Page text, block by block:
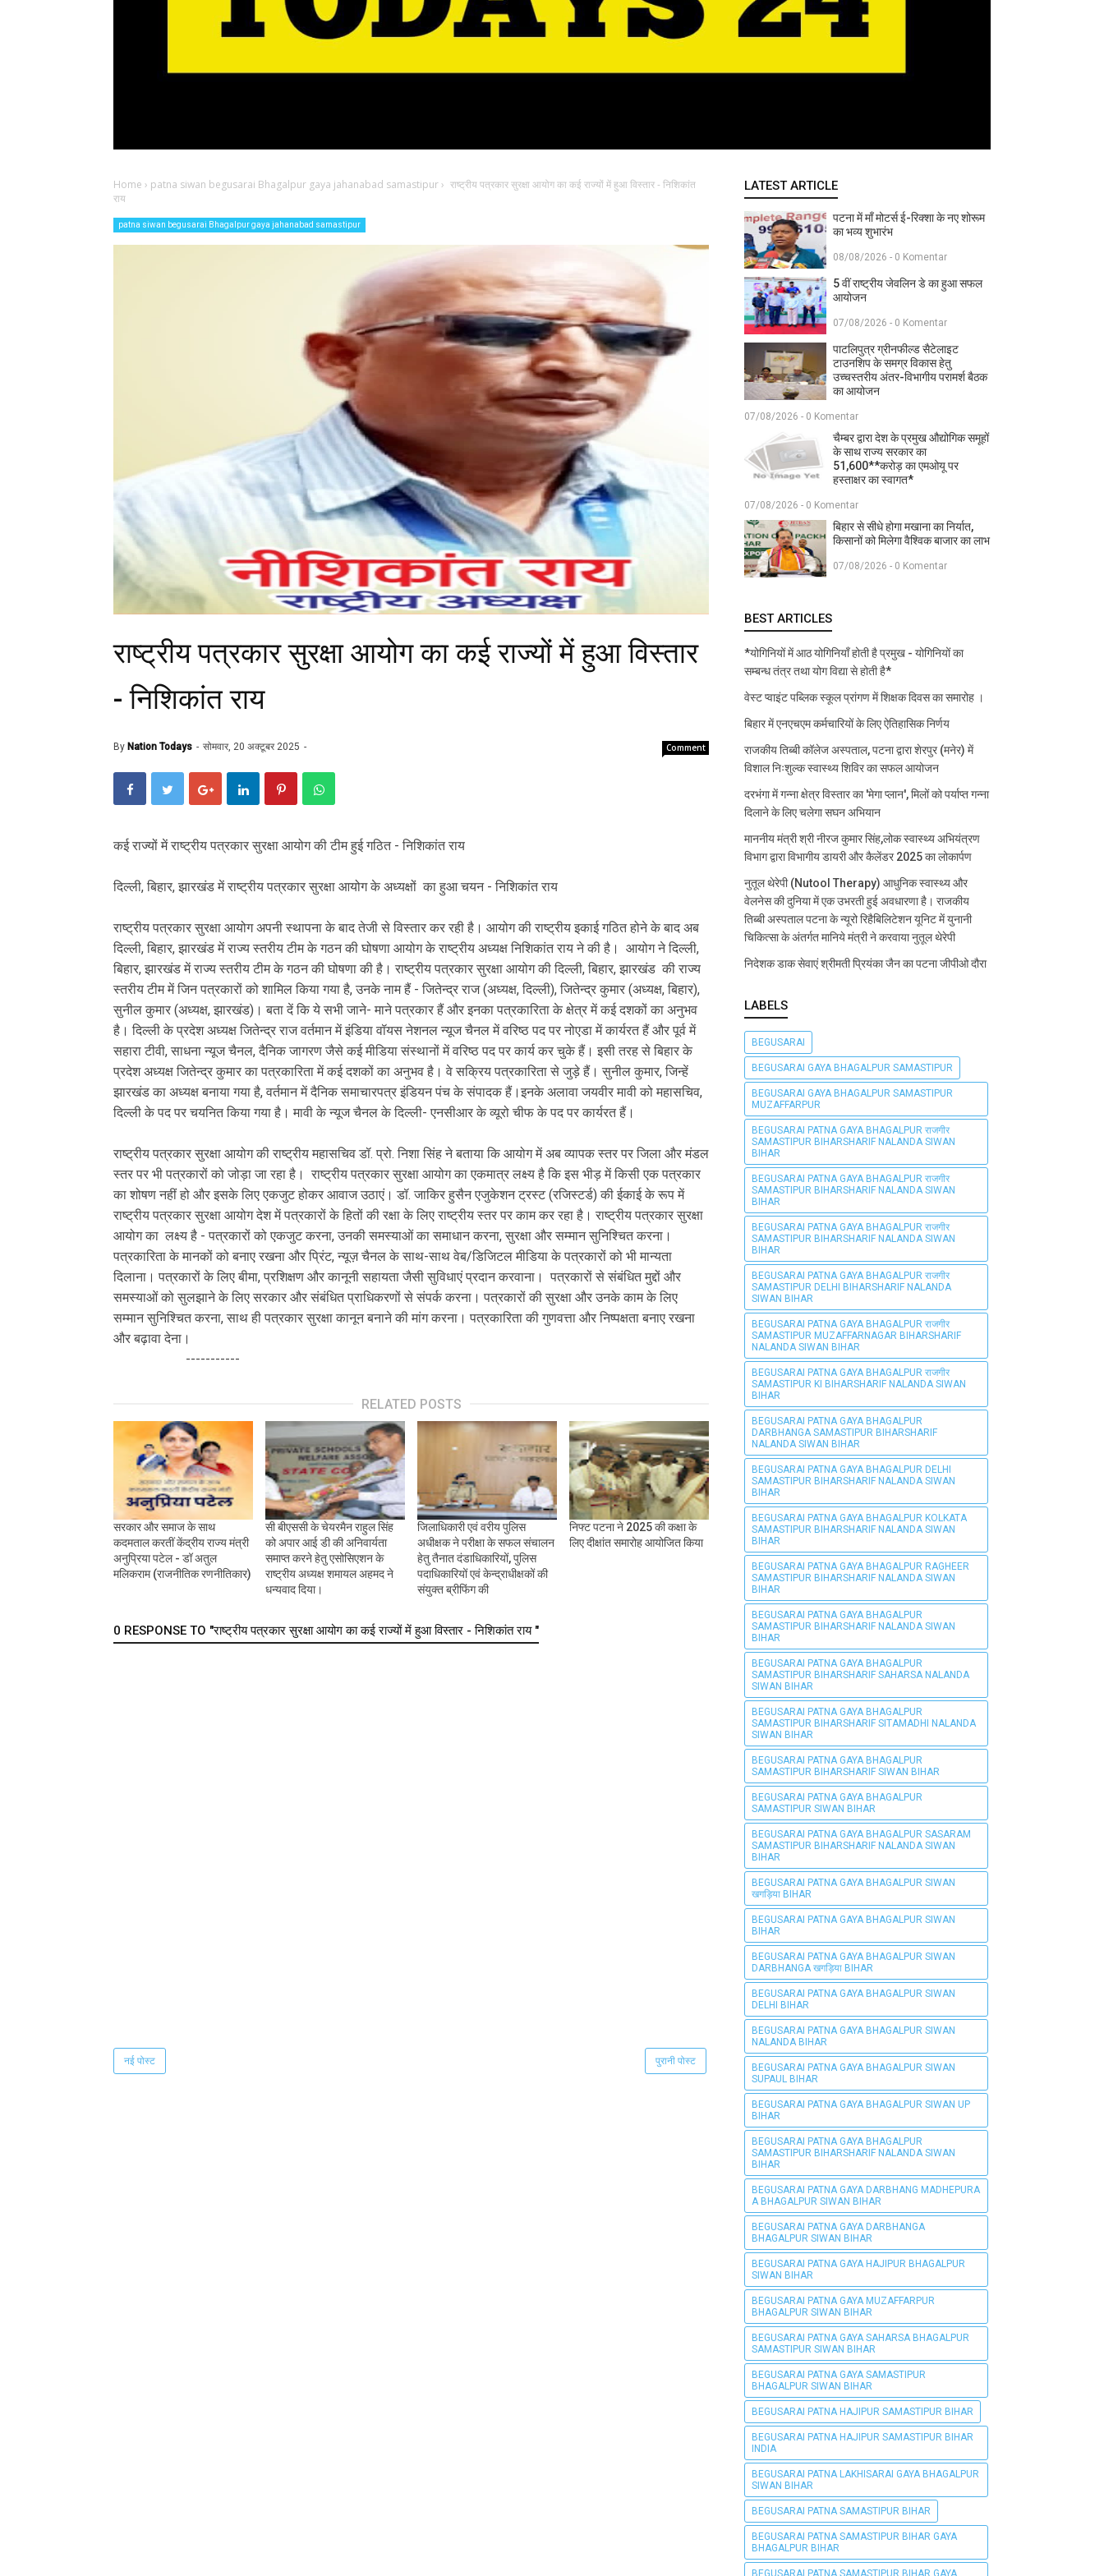
Home › patna siwan begusarai Bhagalpur gaya jahanabad samastipur› राष्ट्रीय पत्रकार सुरक्षा आयोग का कई राज्यों में हुआ विस्तार - निशिकांत
राय
patna siwan begusarai Bhagalpur gaya jahanabad samastipur
राष्ट्रीय पत्रकार सुरक्षा आयोग का कई राज्यों में हुआ विस्तार
- निशिकांत राय
By Nation Todays सोमवार, 20 अक्टूबर 2025 Comment
कई राज्यों में राष्ट्रीय पत्रकार सुरक्षा आयोग की टीम हुई गठित - निशिकांत राय
दिल्ली, बिहार, झारखंड में राष्ट्रीय पत्रकार सुरक्षा आयोग के अध्यक्षों का हुआ चयन - निशिकांत राय
राष्ट्रीय पत्रकार सुरक्षा आयोग अपनी स्थापना के बाद तेजी से विस्तार कर रही है। आयोग की राष्ट्रीय इकाई गठित होने के बाद अब
दिल्ली, बिहार, झारखंड में राज्य स्तरीय टीम के गठन की घोषणा आयोग के राष्ट्रीय अध्यक्ष निशिकांत राय ने की है। आयोग ने दिल्ली,
बिहार, झारखंड में राज्य स्तरीय टीम के गठन की घोषणा की है। राष्ट्रीय पत्रकार सुरक्षा आयोग की दिल्ली, बिहार, झारखंड की राज्य
स्तरीय टीम में जिन पत्रकारों को शामिल किया गया है, उनके नाम हैं - जितेन्द्र राज (अध्यक्ष, दिल्ली), जितेन्द्र कुमार (अध्यक्ष, बिहार),
सुनील कुमार (अध्यक्ष, झारखंड)। बता दें कि ये सभी जाने- माने पत्रकार हैं और इनका पत्रकारिता के क्षेत्र में कई दशकों का अनुभव
है। दिल्ली के प्रदेश अध्यक्ष जितेन्द्र राज वर्तमान में इंडिया वॉयस नेशनल न्यूज चैनल में वरिष्ठ पद पर नोएडा में कार्यरत हैं और पूर्व में
सहारा टीवी, साधना न्यूज चैनल, दैनिक जागरण जैसे कई मीडिया संस्थानों में वरिष्ठ पद पर कार्य कर चुके हैं। इसी तरह से बिहार के
प्रदेश अध्यक्ष जितेन्द्र कुमार का पत्रकारिता में कई दशकों का अनुभव है। वे सक्रिय पत्रकारिता से जुड़े हैं। सुनील कुमार, जिन्हें
झारखंड का अध्यक्ष बनाया गया है, वर्तमान में दैनिक समाचारपत्र इंडियन पंच के संपादक हैं।इनके अलावा जयवीर मावी को महासचिव,
दिल्ली के पद पर चयनित किया गया है। मावी के न्यूज चैनल के दिल्ली- एनसीआर के व्यूरो चीफ के पद पर कार्यरत हैं।
राष्ट्रीय पत्रकार सुरक्षा आयोग की राष्ट्रीय महासचिव डॉ. प्रो. निशा सिंह ने बताया कि आयोग में अब व्यापक स्तर पर जिला और मंडल
स्तर पर भी पत्रकारों को जोड़ा जा रहा है। राष्ट्रीय पत्रकार सुरक्षा आयोग का एकमात्र लक्ष्य है कि इस भीड़ में किसी एक पत्रकार
का शोषण नहीं हो और इसके लिए एकजुट होकर आवाज उठाएं। डॉ. जाकिर हुसैन एजुकेशन ट्रस्ट (रजिस्टर्ड) की ईकाई के रूप में
राष्ट्रीय पत्रकार सुरक्षा आयोग देश में पत्रकारों के हितों की रक्षा के लिए राष्ट्रीय स्तर पर काम कर रहा है। राष्ट्रीय पत्रकार सुरक्षा
आयोग का लक्ष्य है - पत्रकारों को एकजुट करना, उनकी समस्याओं का समाधान करना, सुरक्षा और सम्मान सुनिश्चित करना।
पत्रकारिता के मानकों को बनाए रखना और प्रिंट, न्यूज़ चैनल के साथ-साथ वेब/डिजिटल मीडिया के पत्रकारों को भी मान्यता
दिलाना। पत्रकारों के लिए बीमा, प्रशिक्षण और कानूनी सहायता जैसी सुविधाएं प्रदान करवाना। पत्रकारों से संबंधित मुद्दों और
समस्याओं को सुलझाने के लिए सरकार और संबंधित प्राधिकरणों से संपर्क करना। पत्रकारों की सुरक्षा और उनके काम के लिए
सम्मान सुनिश्चित करना, साथ ही पत्रकार सुरक्षा कानून बनाने की मांग करना। पत्रकारिता की गुणवत्ता और निष्पक्षता बनाए रखना
और बढ़ावा देना।
-----------
RELATED POSTS
सरकार और समाज के साथ
कदमताल करतीं केंद्रीय राज्य मंत्री
अनुप्रिया पटेल - डॉ अतुल
मलिकराम (राजनीतिक रणनीतिकार)
सी बीएससी के चेयरमैन राहुल सिंह
को अपार आई डी की अनिवार्यता
समाप्त करने हेतु एसोसिएशन के
राष्ट्रीय अध्यक्ष शमायल अहमद ने
धन्यवाद दिया।
जिलाधिकारी एवं वरीय पुलिस
अधीक्षक ने परीक्षा के सफल संचालन
हेतु तैनात दंडाधिकारियों, पुलिस
पदाधिकारियों एवं केन्द्राधीक्षकों की
संयुक्त ब्रीफिंग की
निफ्ट पटना ने 2025 की कक्षा के
लिए दीक्षांत समारोह आयोजित किया
0 RESPONSE TO "राष्ट्रीय पत्रकार सुरक्षा आयोग का कई राज्यों में हुआ विस्तार - निशिकांत राय "
नई पोस्ट पुरानी पोस्ट
LATEST ARTICLE
पटना में माँ मोटर्स ई-रिक्शा के नए शोरूम
का भव्य शुभारंभ
08/08/2026 - 0 Komentar
5 वीं राष्ट्रीय जेवलिन डे का हुआ सफल
आयोजन
07/08/2026 - 0 Komentar
पाटलिपुत्र ग्रीनफील्ड सैटेलाइट
टाउनशिप के समग्र विकास हेतु
उच्चस्तरीय अंतर-विभागीय परामर्श बैठक
का आयोजन
07/08/2026 - 0 Komentar
चैम्बर द्वारा देश के प्रमुख औद्योगिक समूहों
के साथ राज्य सरकार का
51,600**करोड़ का एमओयू पर
हस्ताक्षर का स्वागत*
07/08/2026 - 0 Komentar
बिहार से सीधे होगा मखाना का निर्यात,
किसानों को मिलेगा वैश्विक बाजार का लाभ
07/08/2026 - 0 Komentar
BEST ARTICLES
*योगिनियों में आठ योगिनियाँ होती है प्रमुख - योगिनियों का
सम्बन्ध तंत्र तथा योग विद्या से होती है*
वेस्ट प्वाइंट पब्लिक स्कूल प्रांगण में शिक्षक दिवस का समारोह ।
बिहार में एनएचएम कर्मचारियों के लिए ऐतिहासिक निर्णय
राजकीय तिब्बी कॉलेज अस्पताल, पटना द्वारा शेरपुर (मनेर) में
विशाल निःशुल्क स्वास्थ्य शिविर का सफल आयोजन
दरभंगा में गन्ना क्षेत्र विस्तार का 'मेगा प्लान', मिलों को पर्याप्त गन्ना
दिलाने के लिए चलेगा सघन अभियान
माननीय मंत्री श्री नीरज कुमार सिंह,लोक स्वास्थ्य अभियंत्रण
विभाग द्वारा विभागीय डायरी और कैलेंडर 2025 का लोकार्पण
नुतूल थेरेपी (Nutool Therapy) आधुनिक स्वास्थ्य और
वेलनेस की दुनिया में एक उभरती हुई अवधारणा है। राजकीय
तिब्बी अस्पताल पटना के न्यूरो रिहैबिलिटेशन यूनिट में युनानी
चिकित्सा के अंतर्गत मानिये मंत्री ने करवाया नुतूल थेरेपी
निदेशक डाक सेवाएं श्रीमती प्रियंका जैन का पटना जीपीओ दौरा
LABELS
BEGUSARAI
BEGUSARAI GAYA BHAGALPUR SAMASTIPUR
BEGUSARAI GAYA BHAGALPUR SAMASTIPUR
MUZAFFARPUR
BEGUSARAI PATNA GAYA BHAGALPUR राजगीर
SAMASTIPUR BIHARSHARIF NALANDA SIWAN
BIHAR
BEGUSARAI PATNA GAYA BHAGALPUR राजगीर
SAMASTIPUR BIHARSHARIF NALANDA SIWAN
BIHAR
BEGUSARAI PATNA GAYA BHAGALPUR राजगीर
SAMASTIPUR BIHARSHARIF NALANDA SIWAN
BIHAR
BEGUSARAI PATNA GAYA BHAGALPUR राजगीर
SAMASTIPUR DELHI BIHARSHARIF NALANDA
SIWAN BIHAR
BEGUSARAI PATNA GAYA BHAGALPUR राजगीर
SAMASTIPUR MUZAFFARNAGAR BIHARSHARIF
NALANDA SIWAN BIHAR
BEGUSARAI PATNA GAYA BHAGALPUR राजगीर
SAMASTIPUR KI BIHARSHARIF NALANDA SIWAN
BIHAR
BEGUSARAI PATNA GAYA BHAGALPUR
DARBHANGA SAMASTIPUR BIHARSHARIF
NALANDA SIWAN BIHAR
BEGUSARAI PATNA GAYA BHAGALPUR DELHI
SAMASTIPUR BIHARSHARIF NALANDA SIWAN
BIHAR
BEGUSARAI PATNA GAYA BHAGALPUR KOLKATA
SAMASTIPUR BIHARSHARIF NALANDA SIWAN
BIHAR
BEGUSARAI PATNA GAYA BHAGALPUR RAGHEER
SAMASTIPUR BIHARSHARIF NALANDA SIWAN
BIHAR
BEGUSARAI PATNA GAYA BHAGALPUR
SAMASTIPUR BIHARSHARIF NALANDA SIWAN
BIHAR
BEGUSARAI PATNA GAYA BHAGALPUR
SAMASTIPUR BIHARSHARIF SAHARSA NALANDA
SIWAN BIHAR
BEGUSARAI PATNA GAYA BHAGALPUR
SAMASTIPUR BIHARSHARIF SITAMADHI NALANDA
SIWAN BIHAR
BEGUSARAI PATNA GAYA BHAGALPUR
SAMASTIPUR BIHARSHARIF SIWAN BIHAR
BEGUSARAI PATNA GAYA BHAGALPUR
SAMASTIPUR SIWAN BIHAR
BEGUSARAI PATNA GAYA BHAGALPUR SASARAM
SAMASTIPUR BIHARSHARIF NALANDA SIWAN
BIHAR
BEGUSARAI PATNA GAYA BHAGALPUR SIWAN
खगड़िया BIHAR
BEGUSARAI PATNA GAYA BHAGALPUR SIWAN
BIHAR
BEGUSARAI PATNA GAYA BHAGALPUR SIWAN
DARBHANGA खगड़िया BIHAR
BEGUSARAI PATNA GAYA BHAGALPUR SIWAN
DELHI BIHAR
BEGUSARAI PATNA GAYA BHAGALPUR SIWAN
NALANDA BIHAR
BEGUSARAI PATNA GAYA BHAGALPUR SIWAN
SUPAUL BIHAR
BEGUSARAI PATNA GAYA BHAGALPUR SIWAN UP
BIHAR
BEGUSARAI PATNA GAYA BHAGALPUR
SAMASTIPUR BIHARSHARIF NALANDA SIWAN
BIHAR
BEGUSARAI PATNA GAYA DARBHANG MADHEPURA
A BHAGALPUR SIWAN BIHAR
BEGUSARAI PATNA GAYA DARBHANGA
BHAGALPUR SIWAN BIHAR
BEGUSARAI PATNA GAYA HAJIPUR BHAGALPUR
SIWAN BIHAR
BEGUSARAI PATNA GAYA MUZAFFARPUR
BHAGALPUR SIWAN BIHAR
BEGUSARAI PATNA GAYA SAHARSA BHAGALPUR
SAMASTIPUR SIWAN BIHAR
BEGUSARAI PATNA GAYA SAMASTIPUR
BHAGALPUR SIWAN BIHAR
BEGUSARAI PATNA HAJIPUR SAMASTIPUR BIHAR
BEGUSARAI PATNA HAJIPUR SAMASTIPUR BIHAR
INDIA
BEGUSARAI PATNA LAKHISARAI GAYA BHAGALPUR
SIWAN BIHAR
BEGUSARAI PATNA SAMASTIPUR BIHAR
BEGUSARAI PATNA SAMASTIPUR BIHAR GAYA
BHAGALPUR BIHAR
BEGUSARAI PATNA SAMASTIPUR BIHAR GAYA